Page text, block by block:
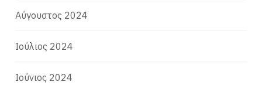
Αύγουστος 2024
Ιούλιος 2024
Ιούνιος 2024